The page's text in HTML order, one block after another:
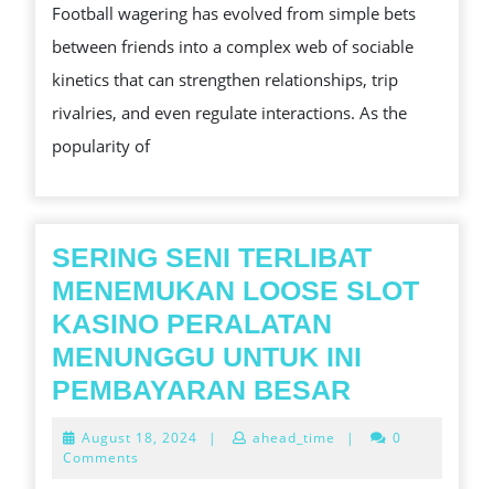
RIGHTS:
THE
SOCIAL
KINETICS
WAGERING
Football wagering has evolved from simple bets
between friends into a complex web of sociable
kinetics that can strengthen relationships, trip
rivalries, and even regulate interactions. As the
popularity of
SERING SENI TERLIBAT
MENEMUKAN LOOSE SLOT
KASINO PERALATAN
MENUNGGU UNTUK INI
PEMBAYARAN BESAR
TERLIBAT
August 18, 2024 August
| ahead_time |
0
Comments